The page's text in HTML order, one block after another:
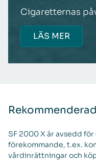
Cigaretternas
LÄS MER
SF 2000 X är avsedd
förekommande, t.ex.
vårdinrättningar och